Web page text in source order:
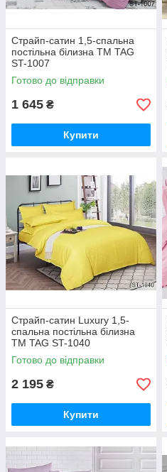
Страйп-сатин 1,5-спальна
постільна білизна ТМ TAG
ST-1007
Готово до відправки
1 645 ₴
Купити
Страйп-сатин Luxury 1,5-
спальна постільна білизна
ТМ TAG ST-1040
Готово до відправки
2 195 ₴
Купити